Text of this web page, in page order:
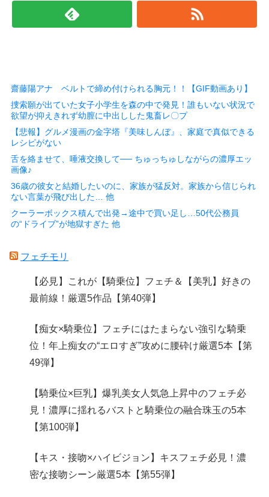
齋藤陽アナ ベルトで締め付けられる胸元！！【GIF動画あり】
捜索願が出ていた女子小学生を森の中で発見！誰もいない状況で
欲望が抑えきれず幼膣に中出しした鬼畜レ〇プ
【悲報】グルメ漫画の金字塔『美味しんぼ』、家庭で真似できる
レシピがない
舌を絡ませて、唾液交換して── ちゅっちゅしながらの濃厚エッ
画像♪
36歳の彼女と結婚したいのに、家族が猛反対。家族から信じられ
ない言葉が飛び出した… 他
クーラーボックス積んで出発→途中で買い足し…50代公務員
の“ドライブ”が地獄すぎた 他
フェチモリ
【必見】これが【騎乗位】フェチ＆【美乳】好きの
最前線！厳選5作品【第40弾】
【痴女×騎乗位】フェチにはたまらない強引な騎乗
位！年上痴女の“エロすぎ”攻めに腰砕け厳選5本【第
49弾】
【騎乗位×巨乳】爆乳美女人気急上昇中のフェチ必
見！濃厚に揺れるバストと騎乗位の融合珠玉の5本
【第100弾】
【キス・接吻×ハイビジョン】キスフェチ必見！濃
密な接吻シーン厳選5本【第55弾】